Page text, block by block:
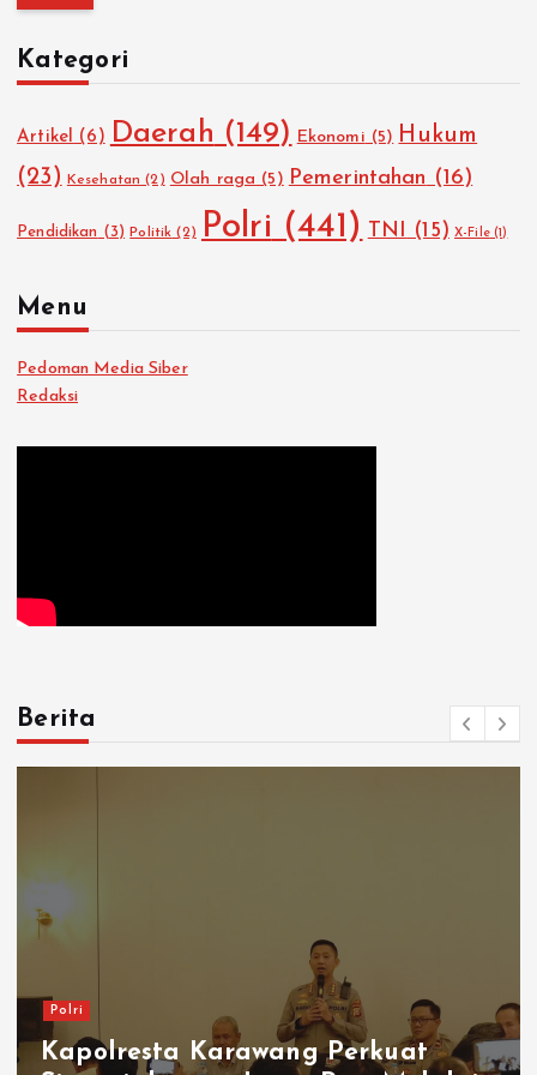
i
n
t
k
:
Kategori
Artikel (6) Daerah (149) Ekonomi (5) Hukum
(23)
Kesehatan (2) Olah raga (5) Pemerintahan (16)
Pendidikan (3) Politik (2) Polri (441) TNI (15) X-File(1)
Menu
Pedoman Media Siber
Redaksi
Berita
Silaturahmi Kapolresta
dan PCNU Perkuat Sinergi